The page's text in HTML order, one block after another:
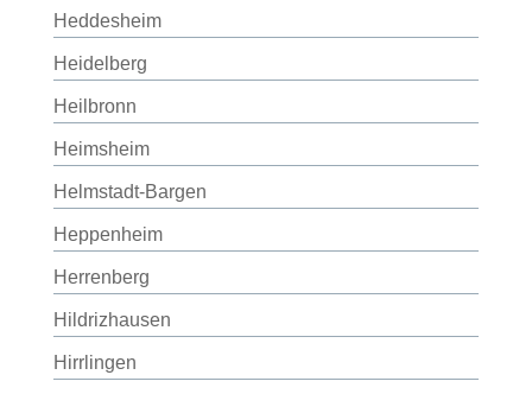
Heddesheim
Heidelberg
Heilbronn
Heimsheim
Helmstadt-Bargen
Heppenheim
Herrenberg
Hildrizhausen
Hirrlingen